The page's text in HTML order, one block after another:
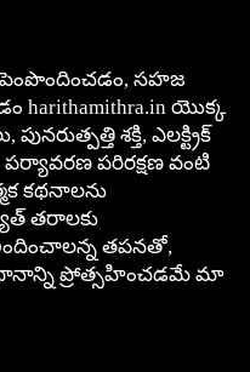
సహజ
harithamithra.in యొక్క
శక్తి, ఎలక్ట్రిక్
పరిరక్షణ వంటి
కథనాలను
తరాలకు
తపనతో,
ప్రోత్సహించడమే మా